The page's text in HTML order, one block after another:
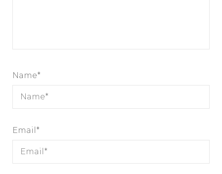
Name*
Email *